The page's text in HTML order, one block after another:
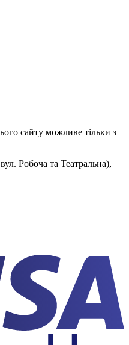
сайту можливе тільки з
Робоча та Театральна),